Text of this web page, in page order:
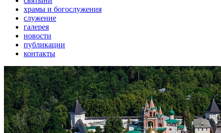
храмы и богослужения
служение
галерея
новости
публикации
контакты